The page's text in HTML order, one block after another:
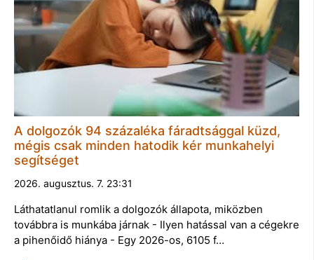
A dolgozók 94 százaléka fáradtsággal küzd,
mégis csak minden hatodik kér munkahelyi
segítséget
2026. augusztus. 7. 23:31
Láthatatlanul romlik a dolgozók állapota, miközben
továbbra is munkába járnak - Ilyen hatással van a cégekre
a pihenőidő hiánya - Egy 2026-os, 6105 f…